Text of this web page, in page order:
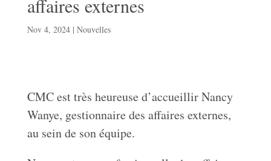
affaires externes
Nov 4, 2024| Nouvelles
CMC est très heureuse d’accueillir Nancy
Wanye, gestionnaire des affaires externes,
au sein de son équipe.